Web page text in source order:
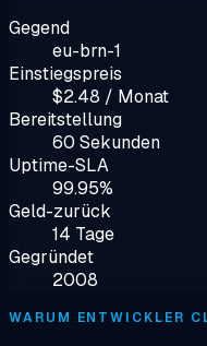
Gegend
eu-brn-1
Einstiegspreis
$2.48 / Monat
Bereitstellung
60 Sekunden
Uptime-SLA
99.95%
Geld-zurück
14 Tage
Gegründet
2008
WARUM ENTWICKLER